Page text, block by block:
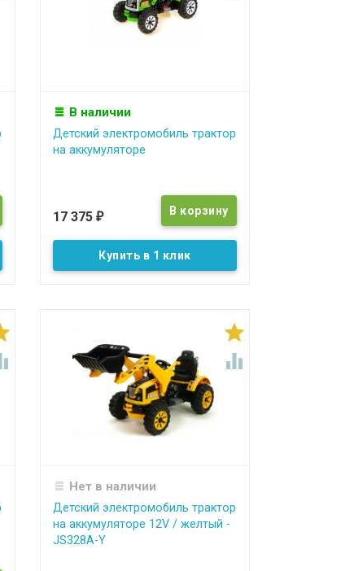
В наличии
Детский электромобиль трактор
на аккумуляторе
17 375 ₽
Купить в 1 клик


Нет в наличии
Детский электромобиль трактор
на аккумуляторе 12V / желтый -
JS328A-Y